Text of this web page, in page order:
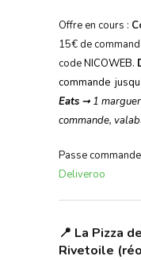
Offre en cours :
15€ de
codeNICOWEB.
commande
Eats ➞ 1
commande,
Passe
Deliveroo
📍 La Pizza
Rivetoile